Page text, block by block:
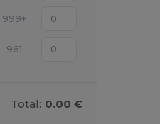
999+
961
Total: 0.00 €